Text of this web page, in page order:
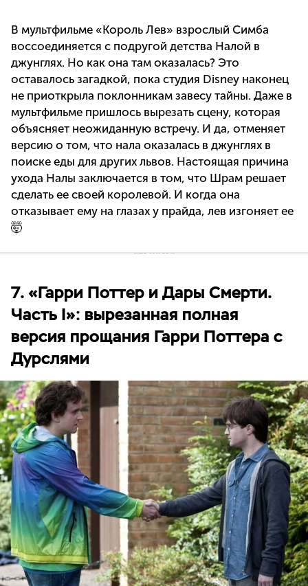
В мультфильме «Король Лев» взрослый Симба
воссоединяется с подругой детства Налой в
джунглях. Но как она там оказалась? Это
оставалось загадкой, пока студия Disney наконец
не приоткрыла поклонникам завесу тайны. Даже в
мультфильме пришлось вырезать сцену, которая
объясняет неожиданную встречу. И да, отменяет
версию о том, что нала оказалась в джунглях в
поиске еды для других львов. Настоящая причина
ухода Налы заключается в том, что Шрам решает
сделать ее своей королевой. И когда она
отказывает ему на глазах у прайда, лев изгоняет ее
🤯
7. «Гарри Поттер и Дары Смерти.
Часть I»: вырезанная полная
версия прощания Гарри Поттера с
Дурслями